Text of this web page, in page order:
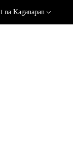
na Kaganapan